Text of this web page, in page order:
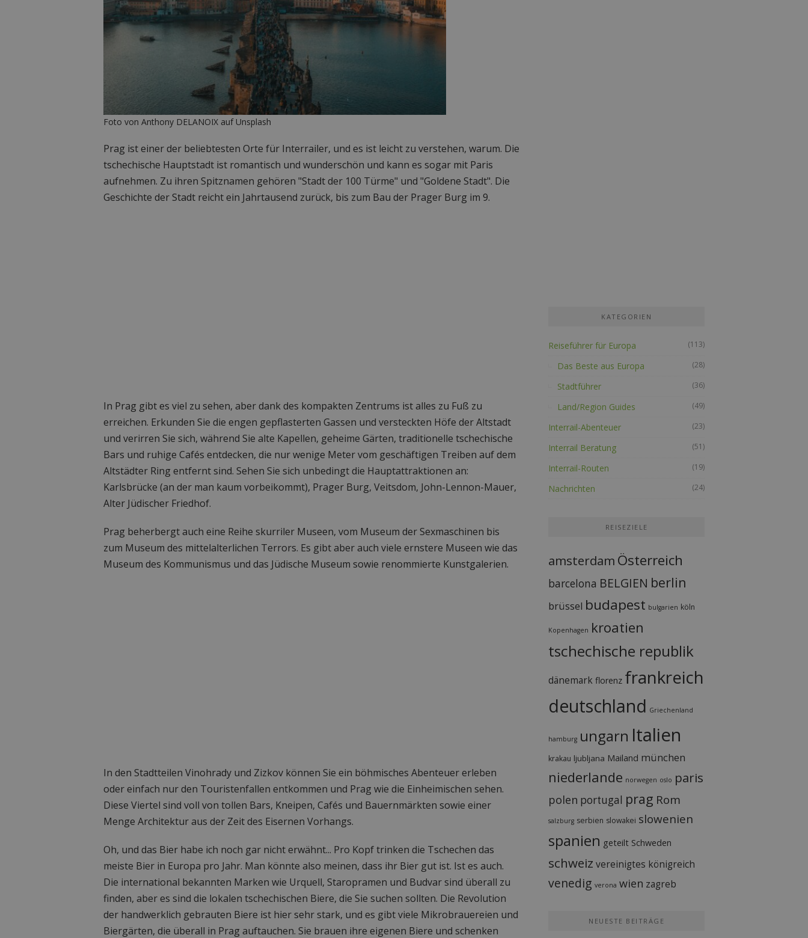
Foto von Anthony DELANOIX auf Unsplash
Prag ist einer der beliebtesten Orte für Interrailer, und es ist leicht zu verstehen, warum. Die
tschechische Hauptstadt ist romantisch und wunderschön und kann es sogar mit Paris
aufnehmen. Zu ihren Spitznamen gehören "Stadt der 100 Türme" und "Goldene Stadt". Die
Geschichte der Stadt reicht ein Jahrtausend zurück, bis zum Bau der Prager Burg im 9.
In Prag gibt es viel zu sehen, aber dank des kompakten Zentrums ist alles zu Fuß zu
erreichen. Erkunden Sie die engen gepflasterten Gassen und versteckten Höfe der Altstadt
und verirren Sie sich, während Sie alte Kapellen, geheime Gärten, traditionelle tschechische
Bars und ruhige Cafés entdecken, die nur wenige Meter vom geschäftigen Treiben auf dem
Altstädter Ring entfernt sind. Sehen Sie sich unbedingt die Hauptattraktionen an:
Karlsbrücke (an der man kaum vorbeikommt), Prager Burg, Veitsdom, John-Lennon-Mauer,
Alter Jüdischer Friedhof.
Prag beherbergt auch eine Reihe skurriler Museen, vom Museum der Sexmaschinen bis
zum Museum des mittelalterlichen Terrors. Es gibt aber auch viele ernstere Museen wie das
Museum des Kommunismus und das Jüdische Museum sowie renommierte Kunstgalerien.
In den Stadtteilen Vinohrady und Zizkov können Sie ein böhmisches Abenteuer erleben
oder einfach nur den Touristenfallen entkommen und Prag wie die Einheimischen sehen.
Diese Viertel sind voll von tollen Bars, Kneipen, Cafés und Bauernmärkten sowie einer
Menge Architektur aus der Zeit des Eisernen Vorhangs.
Oh, und das Bier habe ich noch gar nicht erwähnt... Pro Kopf trinken die Tschechen das
meiste Bier in Europa pro Jahr. Man könnte also meinen, dass ihr Bier gut ist. Ist es auch.
Die international bekannten Marken wie Urquell, Staropramen und Budvar sind überall zu
finden, aber es sind die lokalen tschechischen Biere, die Sie suchen sollten. Die Revolution
der handwerklich gebrauten Biere ist hier sehr stark, und es gibt viele Mikrobrauereien und
Biergärten, die überall in Prag auftauchen. Sie brauen ihre eigenen Biere und schenken
KATEGORIEN
Reiseführer für Europa (113)
Das Beste aus Europa (28)
Stadtführer (36)
Land/Region Guides (49)
Interrail-Abenteuer (23)
Interrail Beratung (51)
Interrail-Routen (19)
Nachrichten (24)
REISEZIELE
amsterdam Österreich
barcelona BELGIEN berlin
brüssel budapest bulgarien köln
Kopenhagen kroatien
tschechische republik
dänemark florenz frankreich
deutschland Griechenland
hamburg ungarn Italien
krakau ljubljana Mailand münchen
niederlande norwegen oslo paris
polen portugal prag Rom
salzburg serbien slowakei slowenien
spanien geteilt Schweden
schweiz vereinigtes königreich
venedig verona wien zagreb
NEUESTE BEITRÄGE